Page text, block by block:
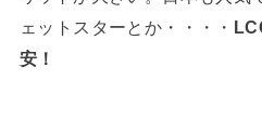
ェットスターとか・・・・
安！